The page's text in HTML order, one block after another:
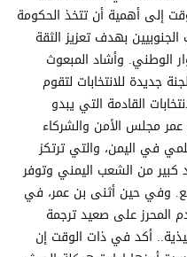
إلى أهمية أن تتخذ الحكومة
بهدف تعزيز الثقة
الوطني. وأشاد المبعوث
جديدة للانتخابات لتقوم
القادمة التي يبدو
مجلس الأمن والشركاء
في اليمن، والتي ترتكز
من الشعب اليمني وتوفر
وفي حين أثنى بن عمر، في
المحرز على صعيد ترجمة
أكد في ذات الوقت إن